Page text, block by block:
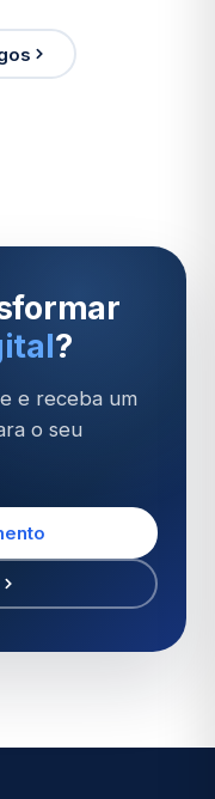
?
e receba um
o seu